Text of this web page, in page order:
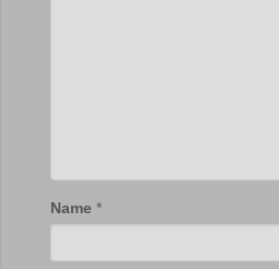
Name *